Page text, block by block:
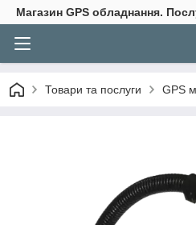
Магазин GPS обладнання.
Товари та послуги GPS